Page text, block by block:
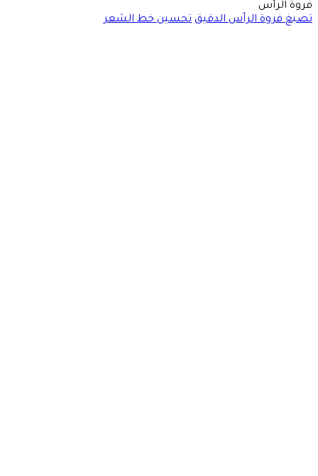
فروة الرأس
تصبغ فروة الرأس الدقيق تحسين خط الشعر